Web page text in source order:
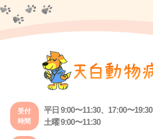
受付
時間
平日 9:00〜11:30、17:00〜19:30
土曜 9:00〜11:30